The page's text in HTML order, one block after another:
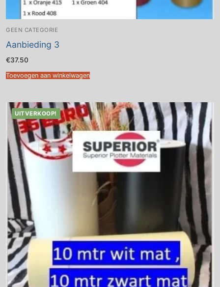
GEEN CATEGORIE
Aanbieding 3
€37.50
Toevoegen aan winkelwagen
UITVERKOOP!